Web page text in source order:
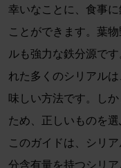
幸いなことに、食事
ことができます。葉
ルも強力な鉄分源で
れた多くのシリアル
味しい方法です。し
ため、正しいものを
このガイドは、シリ
分含有量を持つシリア